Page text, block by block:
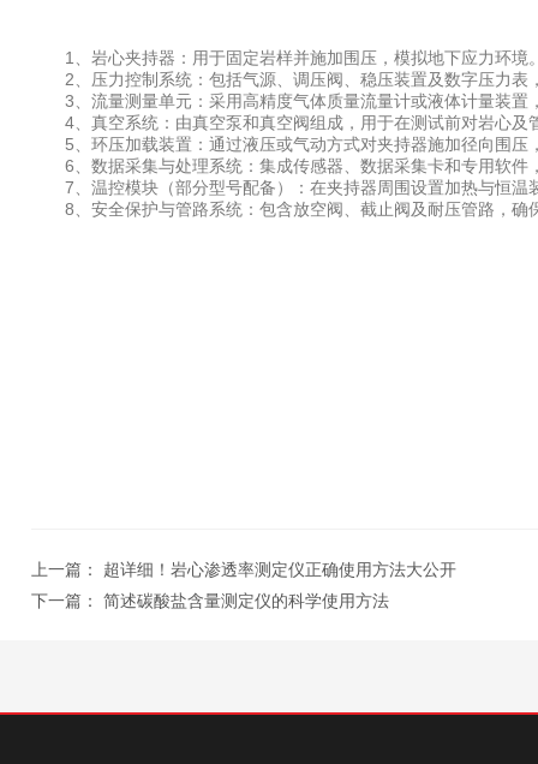
1、岩心夹持器：用于固定岩样并施加围压，模拟地下应力环境
2、压力控制系统：包括气源、调压阀、稳压装置及数字压力表
3、流量测量单元：采用高精度气体质量流量计或液体计量装置
4、真空系统：由真空泵和真空阀组成，用于在测试前对岩心及
5、环压加载装置：通过液压或气动方式对夹持器施加径向围压
6、数据采集与处理系统：集成传感器、数据采集卡和专用软件
7、温控模块（部分型号配备）：在夹持器周围设置加热与恒温
8、安全保护与管路系统：包含放空阀、截止阀及耐压管路，确
上一篇： 超详细！岩心渗透率测定仪正确使用方法大公开
下一篇： 简述碳酸盐含量测定仪的科学使用方法